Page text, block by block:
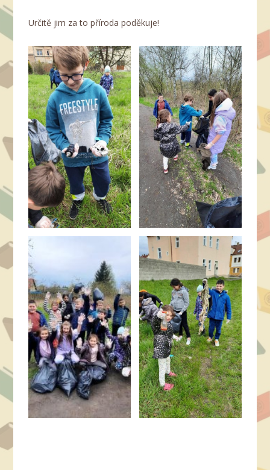
Určitě jim za to příroda poděkuje!